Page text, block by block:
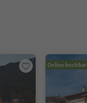
Online buchbar